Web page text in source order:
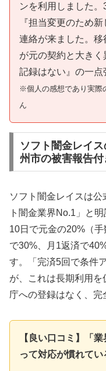
ンを利用しました
『担当変更のため
連絡が来ました。
が元の契約と大き
記録はない』の一点
※個人の感想であり実際
ん
ソフト闇金レイ
州市の被害報告付
ソフト闇金レイスは
ト闇金業界No.1」と
10日で元金の20%（
で30%、月1返済で
す。「完済5回で条件
が、これは長期利用
庁への登録はなく、完
【良い口コミ】「
って対応が慣れてい